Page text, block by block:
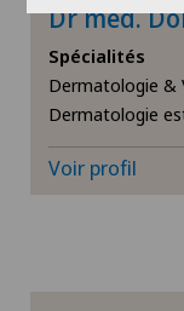
Gynécologie
Hématologie
Infectiologie
Dr méd.
Spécialités
Dermatologie &
Dermatologie
Voir profil